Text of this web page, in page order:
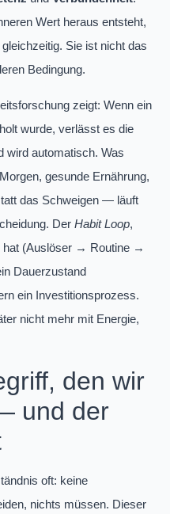
Wert heraus entsteht,
Sie ist nicht das
Bedingung.
zeigt: Wenn ein
wurde, verlässt es die
wird automatisch. Was
gesunde Ernährung,
das Schweigen — läuft
Der Habit Loop,
hat (Auslöser → Routine →
Dauerzustand
ein Investitionsprozess.
nicht mehr mit Energie,
den wir
und der
oft: keine
nichts müssen. Dieser